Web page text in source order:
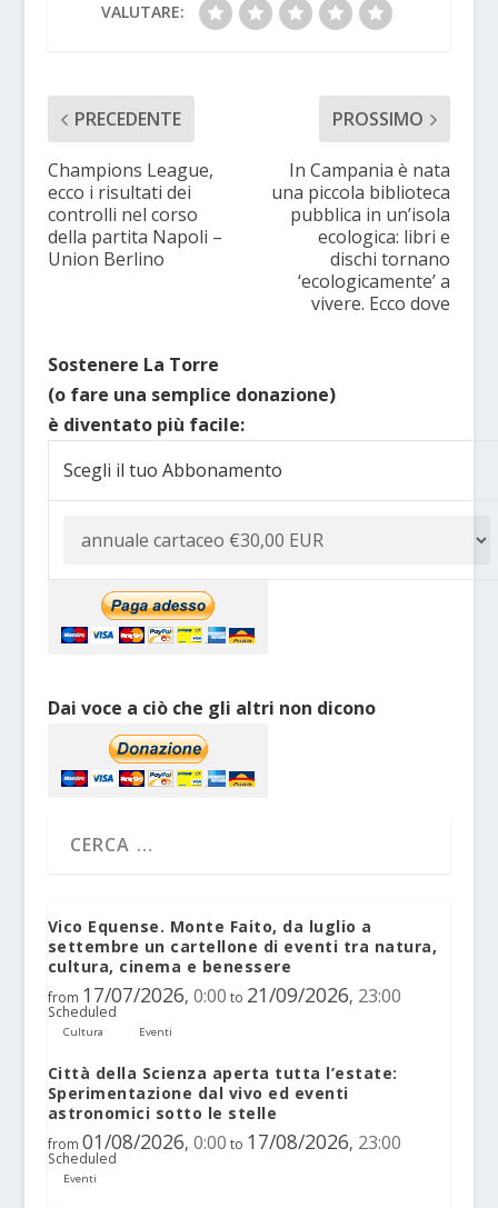
VALUTARE:
PRECEDENTE
Champions League,
ecco i risultati dei
controlli nel corso
della partita Napoli –
Union Berlino
PROSSIMO
In Campania è nata
una piccola biblioteca
pubblica in un’isola
ecologica: libri e
dischi tornano
‘ecologicamente’ a
vivere. Ecco dove
Sostenere La Torre
(o fare una semplice donazione)
è diventato più facile:
Scegli il tuo Abbonamento
Dai voce a ciò che gli altri non dicono
Vico Equense. Monte Faito, da luglio a
settembre un cartellone di eventi tra natura,
cultura, cinema e benessere
from 17/07/2026, 0:00 to 21/09/2026, 23:00
Scheduled
Cultura Eventi
Città della Scienza aperta tutta l’estate:
Sperimentazione dal vivo ed eventi
astronomici sotto le stelle
from 01/08/2026, 0:00 to 17/08/2026, 23:00
Scheduled
Eventi